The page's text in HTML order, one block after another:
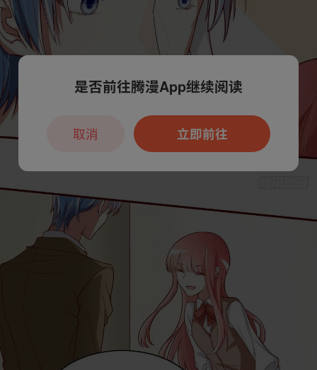
是否前往腾漫App继续阅读
立即前往
取消